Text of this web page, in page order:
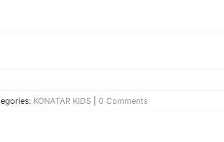
KONATAR KIDS 0 Comments